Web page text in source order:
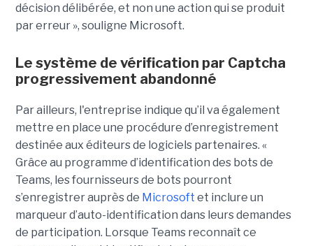
décision délibérée, et non une action qui se produit
par erreur », souligne Microsoft.
Le système de vérification par Captcha
progressivement abandonné
Par ailleurs, l'entreprise indique qu’il va également
mettre en place une procédure d’enregistrement
destinée aux éditeurs de logiciels partenaires. «
Grâce au programme d’identification des bots de
Teams, les fournisseurs de bots pourront
s’enregistrer auprès de Microsoft et inclure un
marqueur d’auto-identification dans leurs demandes
de participation. Lorsque Teams reconnaît ce